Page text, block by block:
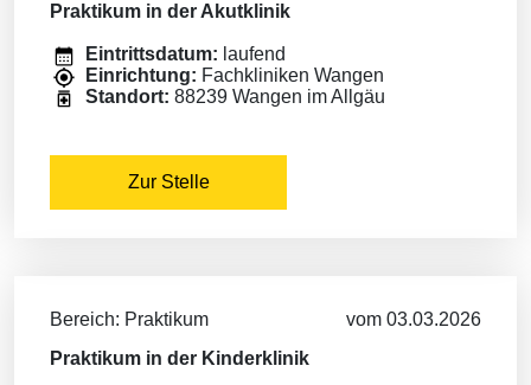
Praktikum in der Akutklinik
Eintrittsdatum: laufend
Einrichtung: Fachkliniken Wangen
Standort: 88239 Wangen im Allgäu
Zur Stelle
Bereich: Praktikum
vom 03.03.2026
Praktikum in der Kinderklinik